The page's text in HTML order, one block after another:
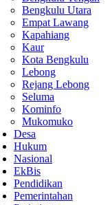
Bengkulu Utara
Empat Lawang
Kapahiang
Kaur
Kota Bengkulu
Lebong
Rejang Lebong
Seluma
Kominfo
Mukomuko
Desa
Hukum
Nasional
EkBis
Pendidikan
Pemerintahan